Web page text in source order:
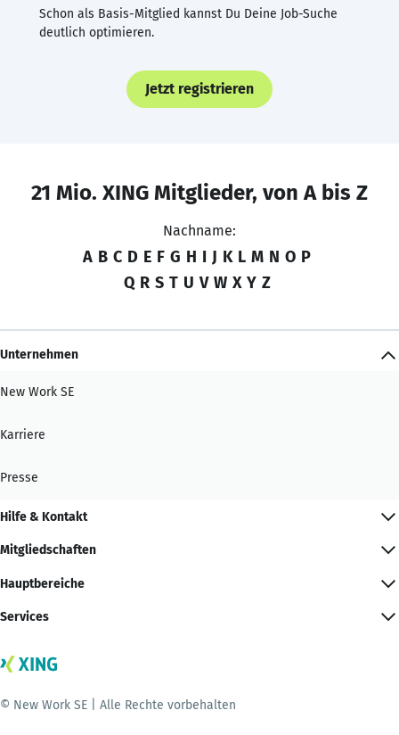
Schon als Basis-Mitglied kannst Du Deine Job-Suche
deutlich optimieren.
Jetzt registrieren
21 Mio. XING Mitglieder, von A bis Z
Nachname:
A B C D E F G H I J K L M N O P
Q R S T U V W X Y Z
Unternehmen
New Work SE
Karriere
Presse
Hilfe & Kontakt
Mitgliedschaften
Hauptbereiche
Services
© New Work SE | Alle Rechte vorbehalten